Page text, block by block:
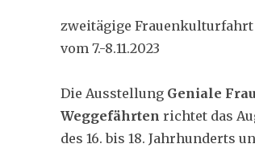
zweitägige
vom 7.-8.11.2023
Die Ausstellung Geniale
Weggefährten richtet das
des 16. bis 18. Jahrhunderts